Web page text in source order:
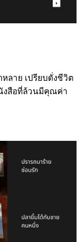
าย เปรียบดั่งชีวิต
งสือที่ล้วนมีคุณค่า